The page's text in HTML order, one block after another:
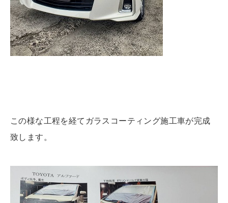
この様な工程を経てガラスコーティング施工車が完成
致します。